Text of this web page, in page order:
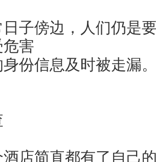
子傍边，人们仍是
害
份信息及时被走漏
店简直都有了自己